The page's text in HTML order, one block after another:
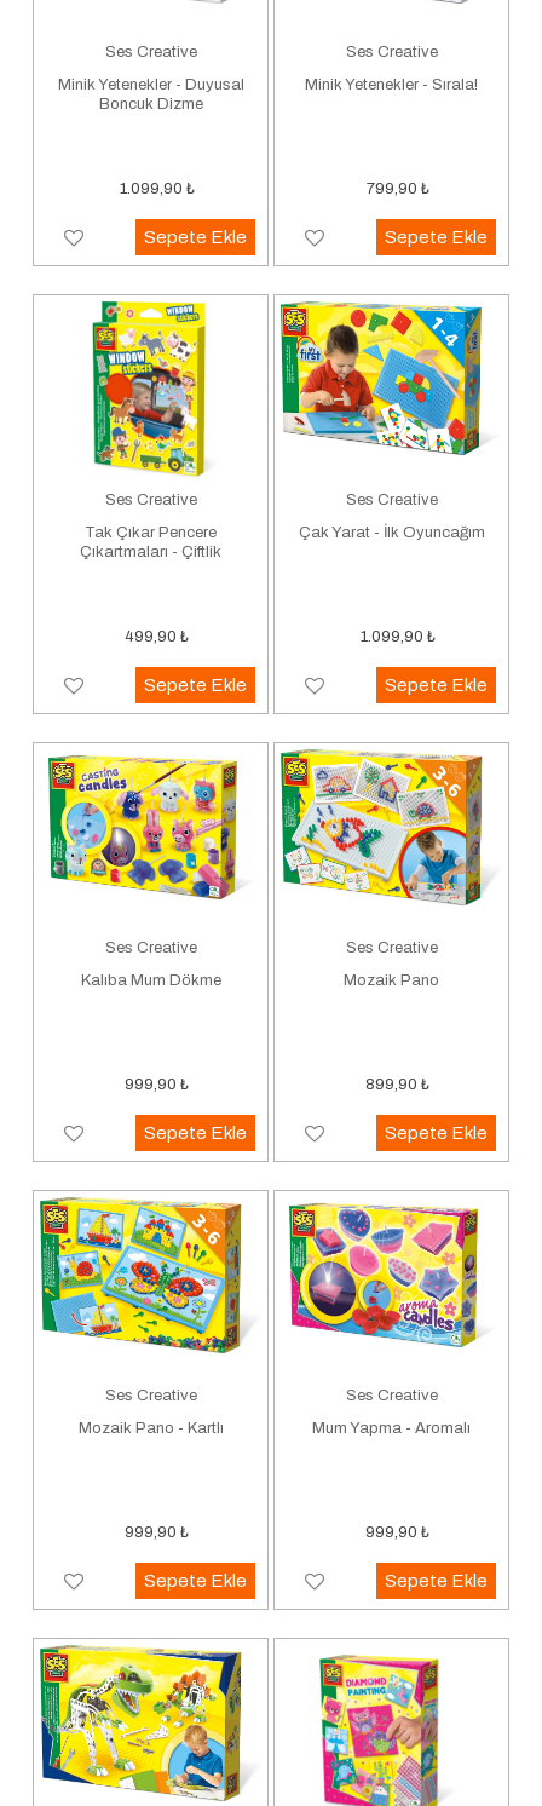
Ses Creative
Minik Yetenekler - Duyusal
Boncuk Dizme
1.099,90 ₺
Sepete Ekle
Ses Creative
Minik Yetenekler - Sırala!
799,90 ₺
Sepete Ekle
Ses Creative
Tak Çıkar Pencere
Çıkartmaları - Çiftlik
499,90 ₺
Sepete Ekle
Ses Creative
Çak Yarat - İlk Oyuncağım
1.099,90 ₺
Sepete Ekle
Ses Creative
Kalıba Mum Dökme
999,90 ₺
Sepete Ekle
Ses Creative
Mozaik Pano
899,90 ₺
Sepete Ekle
Ses Creative
Mozaik Pano - Kartlı
999,90 ₺
Sepete Ekle
Ses Creative
Mum Yapma - Aromalı
999,90 ₺
Sepete Ekle